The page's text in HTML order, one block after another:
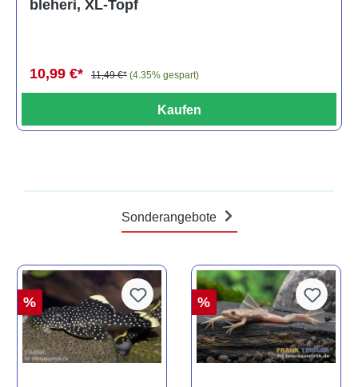
bleheri, XL-Topf
10,99 €* 11,49 €* (4.35% gespart)
Kaufen
Sonderangebote
% %